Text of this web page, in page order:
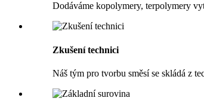
Dodáváme kopolymery, terpolymery
Zkušení technici
Náš tým pro tvorbu směsí se skládá z